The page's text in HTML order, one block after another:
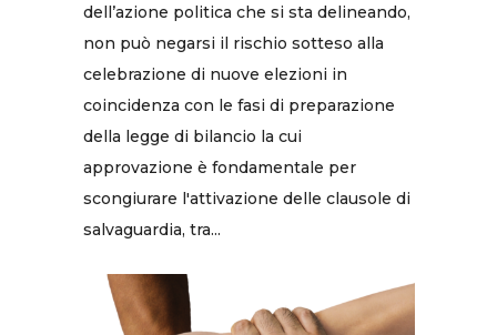
dell’azione politica che si sta delineando,
non può negarsi il rischio sotteso alla
celebrazione di nuove elezioni in
coincidenza con le fasi di preparazione
della legge di bilancio la cui
approvazione è fondamentale per
scongiurare l'attivazione delle clausole di
salvaguardia, tra...